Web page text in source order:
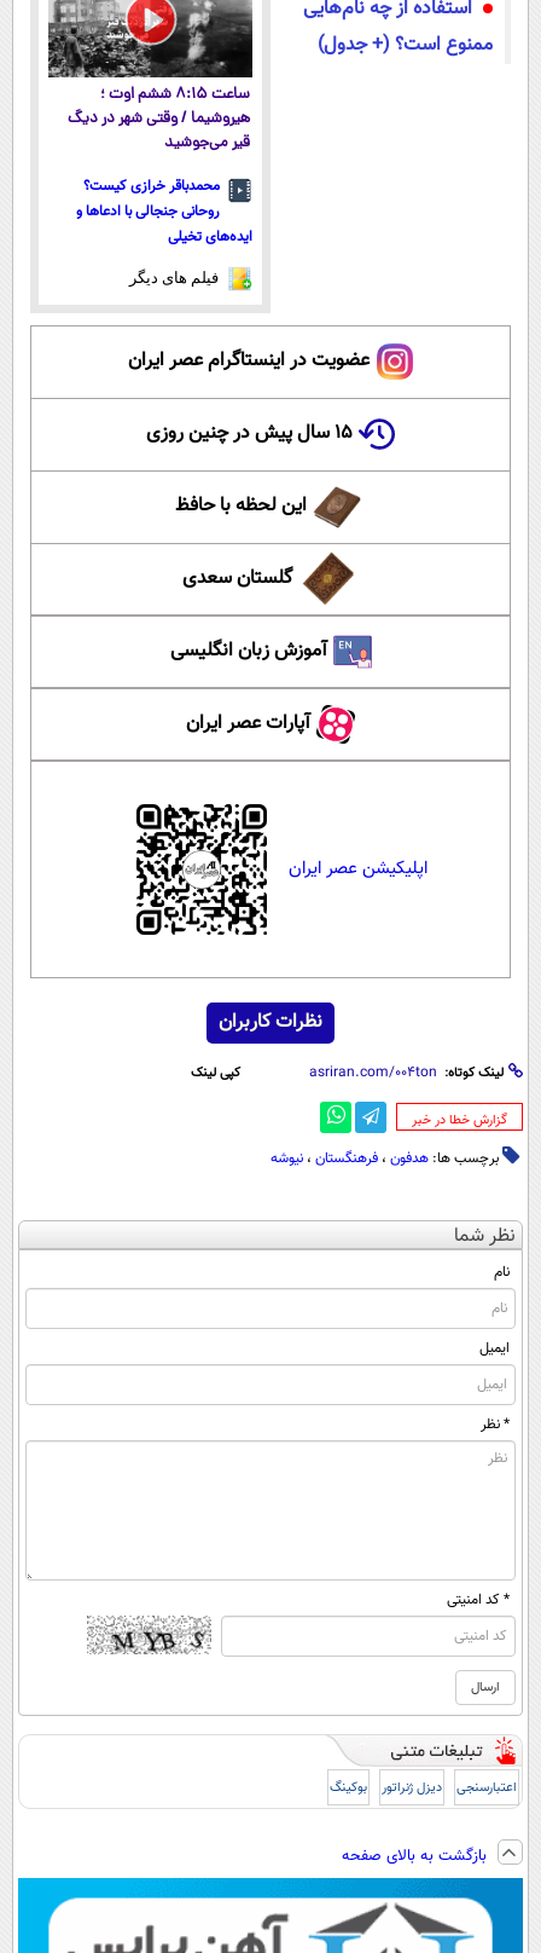
استفاده از چه نام‌هایی
ممنوع است؟ (+ جدول)
ساعت ۸:۱۵ ششم اوت ؛
هیروشیما / وقتی شهر در دیگ
قیر می‌جوشید
محمدباقر خرازی کیست؟
روحانی جنجالی با ادعاها و
ایده‌های تخیلی
فیلم های دیگر
عضویت در اینستاگرام عصر ایران
۱۵ سال پیش در چنین روزی
این لحظه با حافظ
گلستان سعدی
آموزش زبان انگلیسی
آپارات عصر ایران
اپلیکیشن عصر ایران
نظرات کاربران
لینک کوتاه: کپی لینک
‌گزارش خطا در خبر
برچسب ها: هدفون ، فرهنگستان ، نیوشه
نظر شما
نام
ایمیل
* نظر
* کد امنیتی
اعتبارسنجی دیزل ژنراتور بوکینگ
بازگشت به بالای صفحه